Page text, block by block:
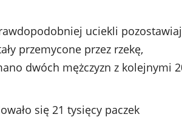
uciekli
przemycone przez rzekę,
dwóch mężczyzn z kolejnymi
się 21 tysięcy paczek